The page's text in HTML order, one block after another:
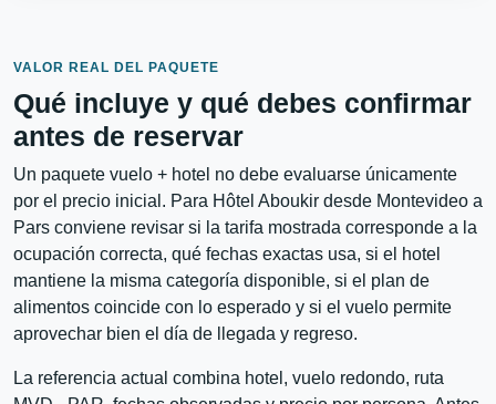
VALOR REAL DEL PAQUETE
Qué incluye y qué debes confirmar
antes de reservar
Un paquete vuelo + hotel no debe evaluarse únicamente
por el precio inicial. Para Hôtel Aboukir desde Montevideo a
Pars conviene revisar si la tarifa mostrada corresponde a la
ocupación correcta, qué fechas exactas usa, si el hotel
mantiene la misma categoría disponible, si el plan de
alimentos coincide con lo esperado y si el vuelo permite
aprovechar bien el día de llegada y regreso.
La referencia actual combina hotel, vuelo redondo, ruta